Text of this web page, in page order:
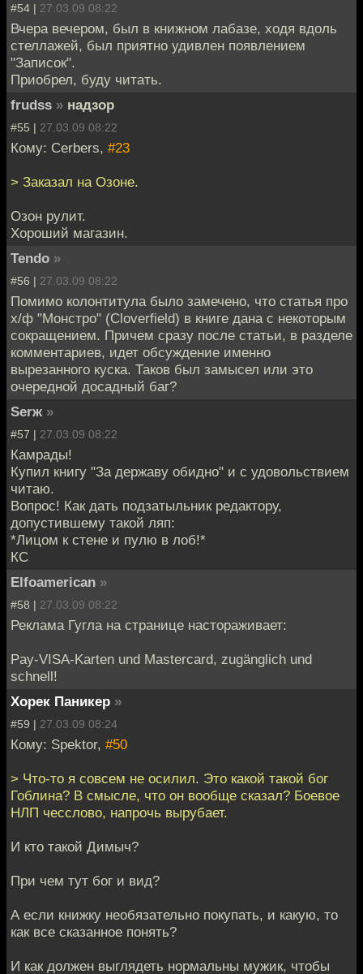
#54 | 27.03.09 08:22
Вчера вечером, был в книжном лабазе, ходя вдоль
стеллажей, был приятно удивлен появлением
"Записок".
Приобрел, буду читать.
frudss » надзор
#55 | 27.03.09 08:22
Кому: Cerbers, #23
> Заказал на Озоне.
Озон рулит.
Хороший магазин.
Tendo »
#56 | 27.03.09 08:22
Помимо колонтитула было замечено, что статья про
х/ф "Монстро" (Cloverfield) в книге дана с некоторым
сокращением. Причем сразу после статьи, в разделе
комментариев, идет обсуждение именно
вырезанного куска. Таков был замысел или это
очередной досадный баг?
Serж »
#57 | 27.03.09 08:22
Камрады!
Купил книгу "За державу обидно" и с удовольствием
читаю.
Вопрос! Как дать подзатыльник редактору,
допустившему такой ляп:
*Лицом к стене и пулю в лоб!*
КС
Elfoamerican »
#58 | 27.03.09 08:22
Реклама Гугла на странице настораживает:
Pay-VISA-Karten und Mastercard, zugänglich und
schnell!
Хорек Паникер »
#59 | 27.03.09 08:24
Кому: Spektor, #50
> Что-то я совсем не осилил. Это какой такой бог
Гоблина? В смысле, что он вообще сказал? Боевое
НЛП чесслово, напрочь вырубает.
И кто такой Димыч?
При чем тут бог и вид?
А если книжку необязательно покупать, и какую, то
как все сказанное понять?
И как должен выглядеть нормальны мужик, чтобы